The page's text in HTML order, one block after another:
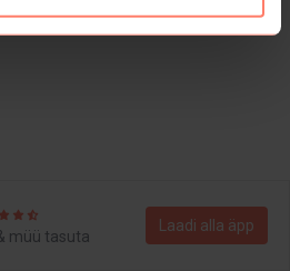
müü tasuta
Laadi alla äpp